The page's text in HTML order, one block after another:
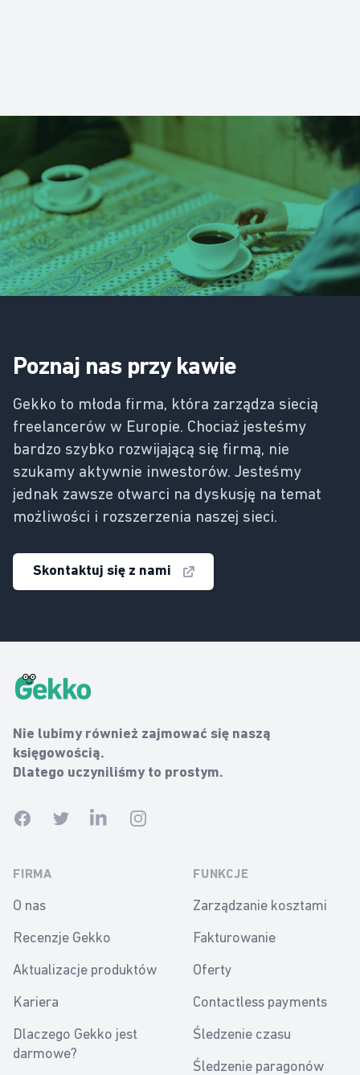
Poznaj nas przy kawie
Gekko to młoda firma, która zarządza siecią
freelancerów w Europie. Chociaż jesteśmy
bardzo szybko rozwijającą się firmą, nie
szukamy aktywnie inwestorów. Jesteśmy
jednak zawsze otwarci na dyskusję na temat
możliwości i rozszerzenia naszej sieci.
Skontaktuj się z nami
Gekko
Nie lubimy również zajmować się naszą
księgowością.
Dlatego uczyniliśmy to prostym.
FacebookTwitterLinkedinInstagram
FIRMA
O nas
Recenzje Gekko
Aktualizacje produktów
Kariera
Dlaczego Gekko jest
darmowe?
FUNKCJE
Zarządzanie kosztami
Fakturowanie
Oferty
Contactless payments
Śledzenie czasu
Śledzenie paragonów